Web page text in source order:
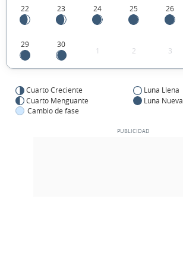
22 23 24 25 26
29 30
1 2 3
Cuarto Creciente
Luna Llena
Cuarto Menguante
Luna Nueva
Cambio de fase